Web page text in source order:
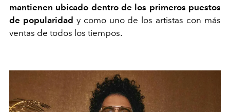
mantienen ubicado dentro de los primeros puestos
de popularidad y como uno de los artistas con más
ventas de todos los tiempos.